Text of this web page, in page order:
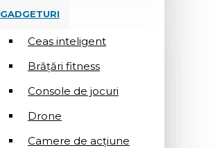
GADGETURI
Ceas inteligent
Brățări fitness
Console de jocuri
Drone
Camere de acțiune